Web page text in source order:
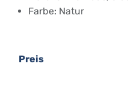
Farbe: Natur
Preis